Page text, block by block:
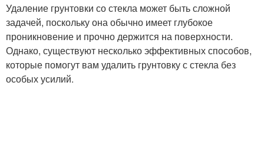
Удаление грунтовки со стекла может быть сложной
задачей, поскольку она обычно имеет глубокое
проникновение и прочно держится на поверхности.
Однако, существуют несколько эффективных способов,
которые помогут вам удалить грунтовку с стекла без
особых усилий.